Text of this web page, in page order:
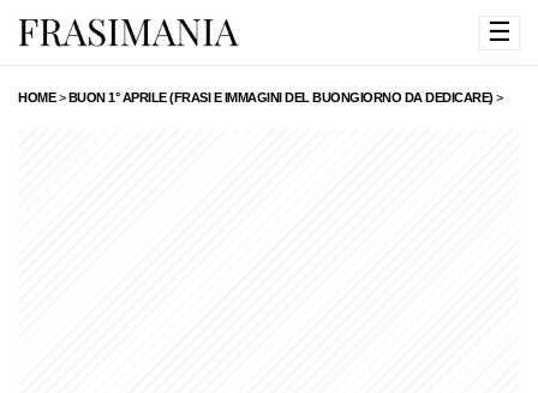
☰
HOME>BUON 1° APRILE (FRASI E IMMAGINI DEL BUONGIORNO DA DEDICARE) >